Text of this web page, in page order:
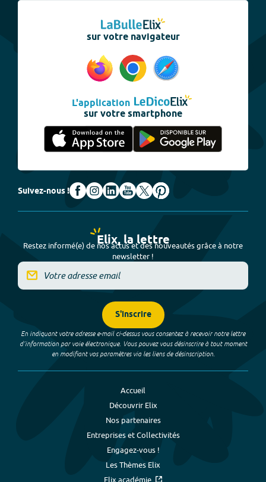
sur votre navigateur
L'application
sur votre smartphone
Suivez-nous !
Elix, la lettre
Restez informé(e) de nos actus et des nouveautés grâce à notre
newsletter !
S'inscrire
En indiquant votre adresse e-mail ci-dessus vous consentez à recevoir notre lettre
d’information par voie électronique. Vous pouvez vous désinscrire à tout moment
en modifiant vos paramètres via les liens de désinscription.
Accueil
Découvrir Elix
Nos partenaires
Entreprises et Collectivités
Engagez-vous !
Les Thèmes Elix
Elix académie